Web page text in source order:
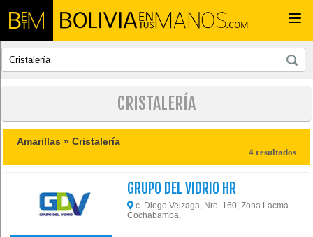
CRISTALERÍA
Amarillas »Cristalería
4 resultados
GRUPO DEL VIDRIO HR
c. Diego Veizaga, Nro. 160, Zona Lacma -
Cochabamba,